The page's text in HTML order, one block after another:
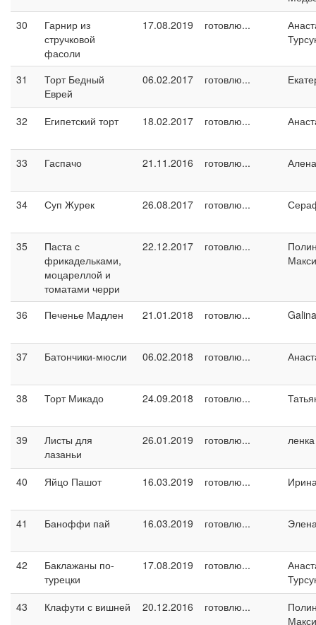
30
Гарнир из
стручковой
фасоли
17.08.2019 готовлю...
31
Торт Бедный
Еврей
06.02.2017 готовлю...
32 Египетский торт 18.02.2017 готовлю...
33 Гаспачо 21.11.2016 готовлю... Алена
34 Суп Журек 26.08.2017 готовлю...
35
Паста с
фрикадельками,
моцареллой и
томатами черри
22.12.2017 готовлю...
36 Печенье Мадлен 21.01.2018 готовлю...
37 Батончики-мюсли 06.02.2018 готовлю...
38 Торт Микадо 24.09.2018 готовлю...
39
Листы для
лазаньи
26.01.2019 готовлю...
40 Яйцо Пашот 16.03.2019 готовлю...
41 Баноффи пай 16.03.2019 готовлю...
42
Баклажаны по-
турецки
17.08.2019 готовлю...
43
Клафути с вишней 20.12.2016 готовлю...